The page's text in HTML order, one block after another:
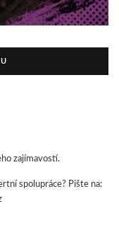
zajímavostí.
spolupráce? Pište na: